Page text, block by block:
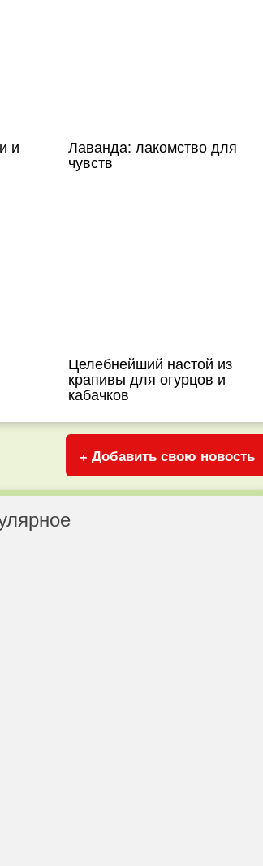
и Лаванда: лакомство для
чувств
Целебнейший настой из
крапивы для огурцов и
кабачков
+ Добавить свою новость